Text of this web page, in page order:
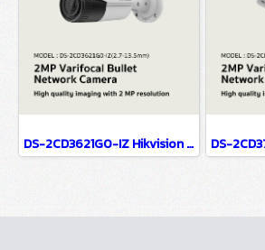
DS-2CD3621G0-IZ Hikvision 2MP Varifocal Bullet Network Camera IP Camera CCTV Camera (2.7-13.5mm)